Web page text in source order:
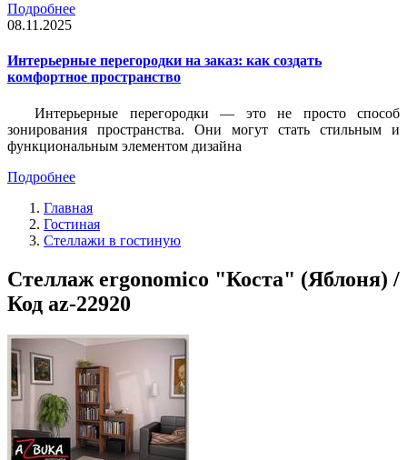
Подробнее
08.11.2025
Интерьерные перегородки на заказ: как создать
комфортное пространство
Интерьерные перегородки — это не просто способ
зонирования пространства. Они могут стать стильным и
функциональным элементом дизайна
Подробнее
Главная
Гостиная
Стеллажи в гостиную
Стеллаж ergonomico "Коста" (Яблоня) /
Код az-22920